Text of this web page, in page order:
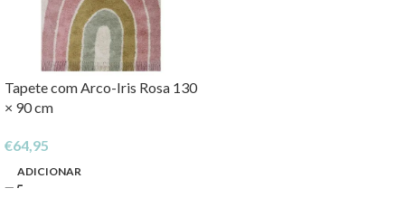
Tapete com Arco-Iris Rosa 130
× 90 cm
€64,95
ADICIONAR